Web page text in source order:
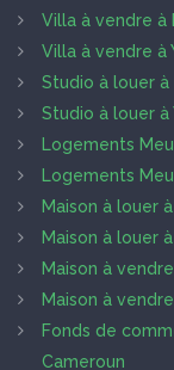
Villa à vendre à
Villa à vendre à
Studio à louer à
Studio à louer à
Logements
Logements
Maison à louer
Maison à louer
Maison à
Maison à
Fonds de
Cameroun